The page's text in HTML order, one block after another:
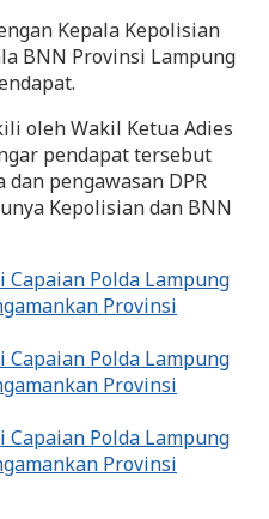
Kepala Kepolisian
BNN Provinsi Lampung
oleh Wakil Ketua Adies
pendapat tersebut
pengawasan DPR
Kepolisian dan BNN